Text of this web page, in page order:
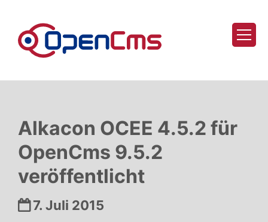
Alkacon OCEE 4.5.2 für
OpenCms 9.5.2
veröffentlicht
Datum:
7. Juli 2015